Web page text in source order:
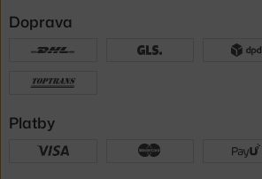
Doprava
Platby